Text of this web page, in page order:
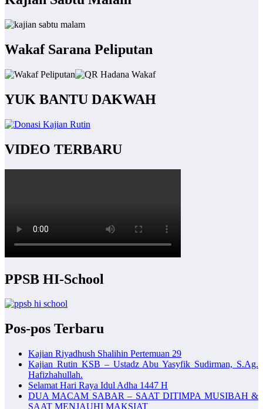
Wakaf Sarana Peliputan
YUK BANTU DAKWAH
VIDEO TERBARU
PPSB HI-School
Pos-pos Terbaru
Kajian Riyadhush Shalihin Pertemuan 29
Kajian Rutin KSB – Ustadz Abu Yasyfik Sudirman, S.Ag.
Hafizhahullah.
Selamat Hari Raya Idul Adha 1447 H
DUA MACAM SABAR – SAAT DITIMPA MUSIBAH &
SAAT MENJAUHI MAKSIAT